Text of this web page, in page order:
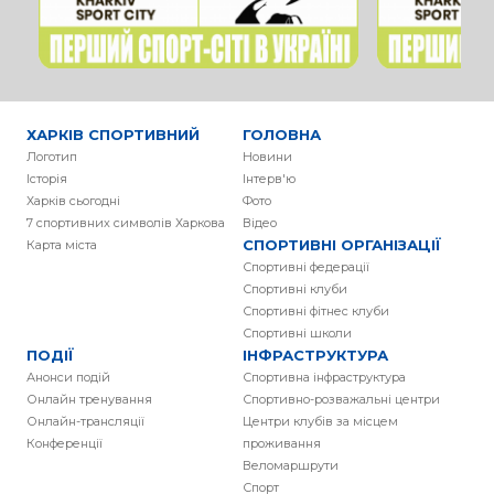
ХАРКІВ СПОРТИВНИЙ
Логотип
Історія
Харків сьогодні
7 спортивних символів Харкова
Карта міста
ГОЛОВНА
Новини
Інтерв'ю
Фото
Вiдео
СПОРТИВНІ ОРГАНІЗАЦІЇ
Спортивні федерації
Спортивні клуби
Спортивні фітнес клуби
Спортивні школи
ПОДІЇ
Анонси подій
Онлайн тренування
Онлайн-трансляції
Конференції
ІНФРАСТРУКТУРА
Спортивна інфраструктура
Спортивно-розважальні центри
Центри клубів за місцем
проживання
Веломаршрути
Спорт